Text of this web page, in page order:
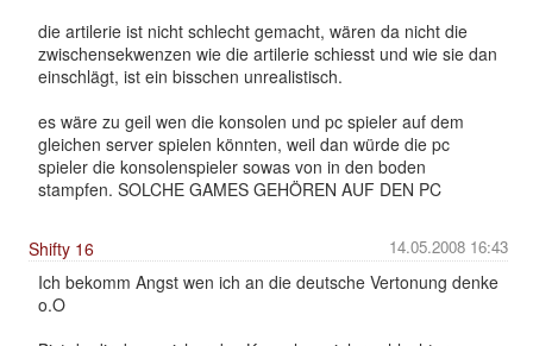
die artilerie ist nicht schlecht gemacht, wären da nicht die
zwischensekwenzen wie die artilerie schiesst und wie sie dan
einschlägt, ist ein bisschen unrealistisch.
es wäre zu geil wen die konsolen und pc spieler auf dem
gleichen server spielen könnten, weil dan würde die pc
spieler die konsolenspieler sowas von in den boden
stampfen. SOLCHE GAMES GEHÖREN AUF DEN PC
14.05.2008 16:43
Shifty 16
Ich bekomm Angst wen ich an die deutsche Vertonung denke
o.O